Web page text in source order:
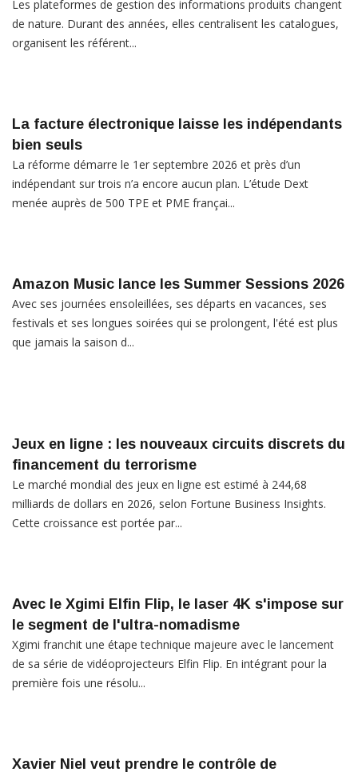
Les plateformes de gestion des informations produits changent
de nature. Durant des années, elles centralisent les catalogues,
organisent les référent...
La facture électronique laisse les indépendants
bien seuls
La réforme démarre le 1er septembre 2026 et près d’un
indépendant sur trois n’a encore aucun plan. L’étude Dext
menée auprès de 500 TPE et PME françai...
Amazon Music lance les Summer Sessions 2026
Avec ses journées ensoleillées, ses départs en vacances, ses
festivals et ses longues soirées qui se prolongent, l'été est plus
que jamais la saison d...
Jeux en ligne : les nouveaux circuits discrets du
financement du terrorisme
Le marché mondial des jeux en ligne est estimé à 244,68
milliards de dollars en 2026, selon Fortune Business Insights.
Cette croissance est portée par...
Avec le Xgimi Elfin Flip, le laser 4K s'impose sur
le segment de l'ultra-nomadisme
Xgimi franchit une étape technique majeure avec le lancement
de sa série de vidéoprojecteurs Elfin Flip. En intégrant pour la
première fois une résolu...
Xavier Niel veut prendre le contrôle de